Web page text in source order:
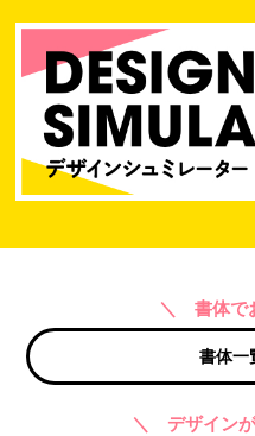
＼ 書体で
書体一
＼ デザイン